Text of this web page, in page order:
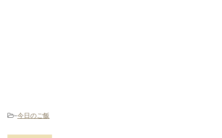
-今日のご飯